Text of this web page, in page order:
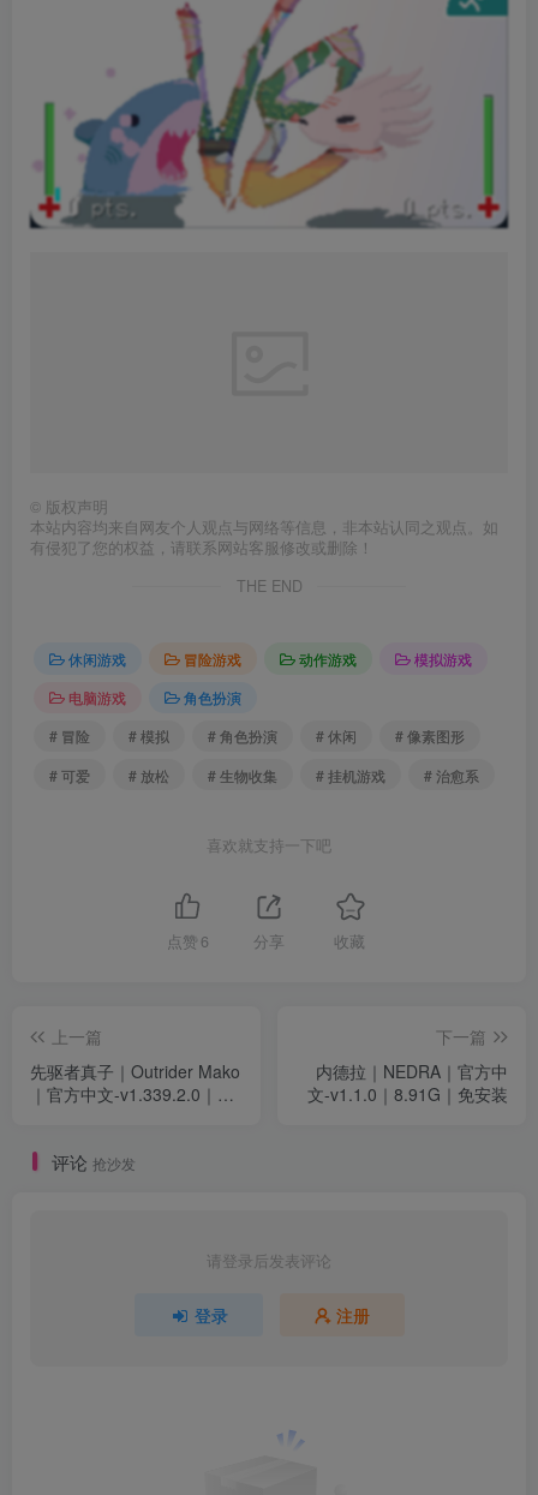
© 版权声明
本站内容均来自网友个人观点与网络等信息，非本站认同之观点。如
有侵犯了您的权益，请联系网站客服修改或删除！
THE END
休闲游戏 冒险游戏 动作游戏
模拟游戏
电脑游戏
角色扮演
# 冒险
# 模拟 # 角色扮演 # 休闲
# 像素图形
# 可爱
# 放松 # 生物收集 # 挂机游戏 # 治愈系
喜欢就支持一下吧
点赞 6 分享 收藏
上一篇
先驱者真子｜Outrider Mako
｜官方中文-v1.339.2.0｜
下一篇
内德拉｜NEDRA｜官方中
文-v1.1.0｜8.91G｜免安装
评论 抢沙发
请登录后发表评论
登录 注册